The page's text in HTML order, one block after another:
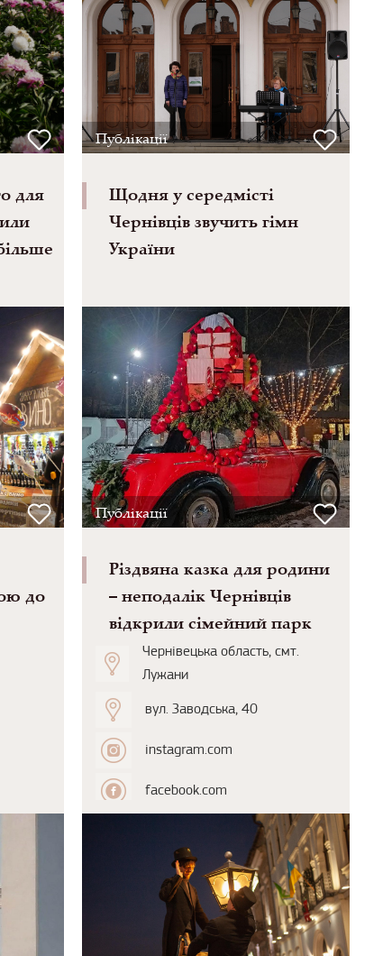
для
Публікації
Щодня у середмісті
Чернівців звучить гімн
України
до
Публікації
Різдвяна казка для родини
– неподалік Чернівців
відкрили сімейний парк
Чернівецька область, смт.
Лужани
вул. Заводська, 40
instagram.com
facebook.com